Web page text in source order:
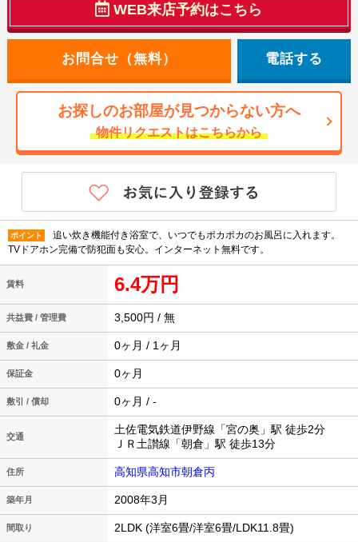
WEB来店予約はこちら
電話する
お探しのお部屋が見つからない方へ
物件リクエストはこちらから
ポイント
追い炊き機能付き浴室で、いつでもポカポカのお風呂に入れます。
TVドアホン完備で防犯面も安心。インターネット無料です。
賃料 6.4万円
共益費 / 管理費 3,500円 / 無
敷金 / 礼金 0ヶ月 / 1ヶ月
保証金 0ヶ月
敷引 / 償却 0ヶ月 / -
交通
土佐電気鉄道伊野線「宮の奥」駅 徒歩2分
ＪＲ土讃線「朝倉」駅 徒歩13分
住所 高知県高知市朝倉丙
築年月 2008年3月
間取り 2LDK (洋室6畳/洋室6畳/LDK11.8畳)